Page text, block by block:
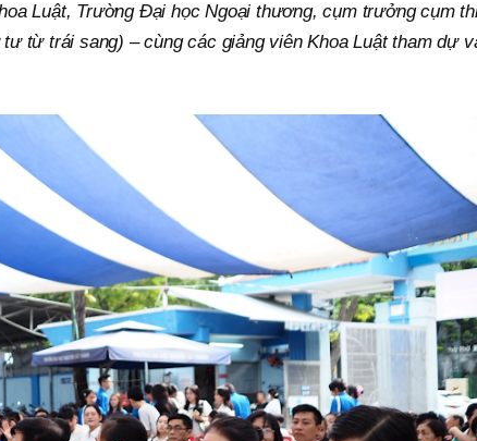
Luật, Trường Đại học Ngoại thương, cụm trưởng cụm
từ trái sang) – cùng các giảng viên Khoa Luật tham dự